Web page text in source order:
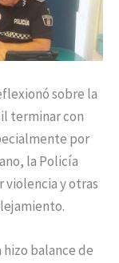
sobre la
terminar con
por
la Policía
y otras
balance de